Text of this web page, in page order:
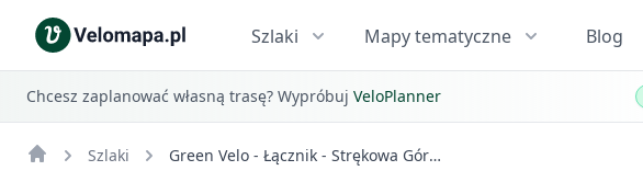
Szlaki Mapy tematyczne Blog
Chcesz zaplanować własną trasę? Wypróbuj VeloPlanner
Szlaki Green Velo - Łącznik - Strękowa Góra - Łomża